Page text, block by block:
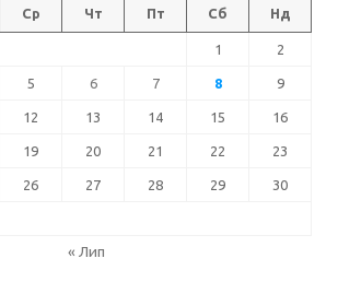
Ср Чт Пт Сб Нд
1 2
5 6 7 8 9
12 13 14 15 16
19 20 21 22 23
26 27 28 29 30
« Лип